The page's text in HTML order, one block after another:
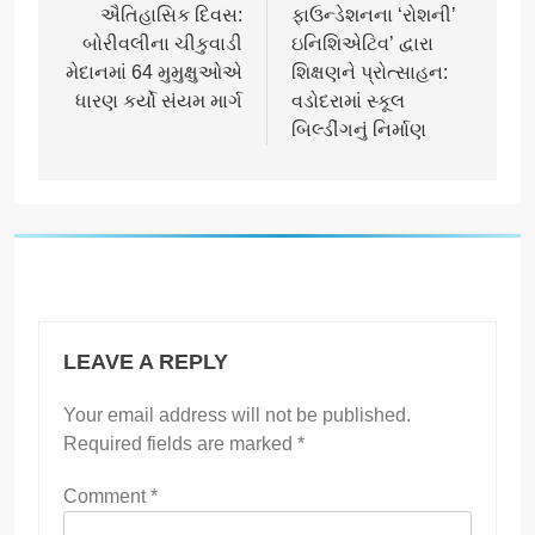
ઐતિહાસિક દિવસ:
બોરીવલીના ચીકુવાડી
મેદાનમાં 64 મુમુક્ષુઓએ
ધારણ કર્યો સંયમ માર્ગ
ફાઉન્ડેશનના ‘રોશની’
ઇનિશિએટિવ’ દ્વારા
શિક્ષણને પ્રોત્સાહન:
વડોદરામાં સ્કૂલ
બિલ્ડીંગનું નિર્માણ
LEAVE A REPLY
Your email address will not be published.
Required fields are marked *
Comment*